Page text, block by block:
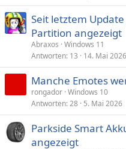
Seit letztem
Partition angezeigt
Abraxos Windows 11
Antworten 13 14. Mai 2026
Manche Emotes
rongador Windows 10
Antworten 28 5. Mai 2026
Parkside Smart
angezeigt